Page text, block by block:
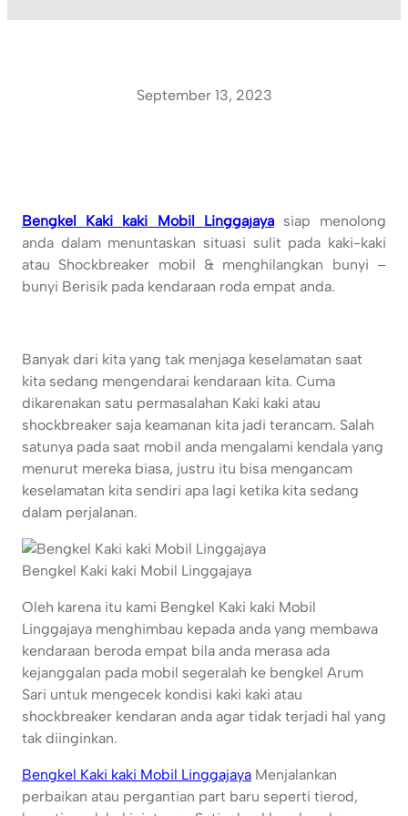
September 13, 2023
Bengkel Kaki kaki Mobil Linggajayasiap menolong
anda dalam menuntaskan situasi sulit pada kaki-kaki
atau Shockbreaker mobil & menghilangkan bunyi –
bunyi Berisik pada kendaraan roda empat anda.
Banyak dari kita yang tak menjaga keselamatan saat
kita sedang mengendarai kendaraan kita. Cuma
dikarenakan satu permasalahan Kaki kaki atau
shockbreaker saja keamanan kita jadi terancam. Salah
satunya pada saat mobil anda mengalami kendala yang
menurut mereka biasa, justru itu bisa mengancam
keselamatan kita sendiri apa lagi ketika kita sedang
dalam perjalanan.
Bengkel Kaki kaki Mobil Linggajaya
Oleh karena itu kami Bengkel Kaki kaki Mobil
Linggajaya menghimbau kepada anda yang membawa
kendaraan beroda empat bila anda merasa ada
kejanggalan pada mobil segeralah ke bengkel Arum
Sari untuk mengecek kondisi kaki kaki atau
shockbreaker kendaran anda agar tidak terjadi hal yang
tak diinginkan.
Bengkel Kaki kaki Mobil Linggajaya Menjalankan
perbaikan atau pergantian part baru seperti tierod,